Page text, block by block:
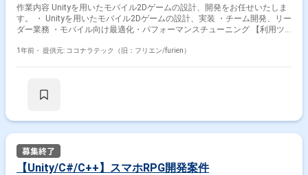
作業内容 Unityを用いたモバイル2Dゲームの設計、開発をお任せいたしま
す。 ・ Unityを用いたモバイル2Dゲームの設計、実装 ・チーム開発、リー
ダー業務 ・モバイル向け最適化・パフォーマンスチューニング 【利用ツ
1年前・ 提供元: ココナラテック（旧：フリエン/furien）
【Unity/C#/C++】スマホRPG開発案件